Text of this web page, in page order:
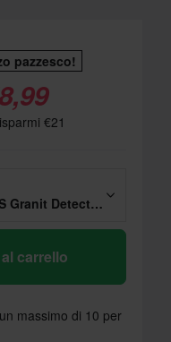
pazzesco!
€21
Bloccadisco ABUS Granit Detecto 8008 2.0 con Allarme
carrello
massimo di 10 per